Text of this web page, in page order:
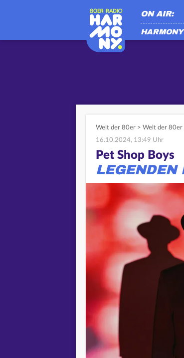
ON AIR:
HARMONY
Welt der 80er > Welt der 80er
16.10.2024, 13:49 Uhr
Pet Shop Boys
LEGENDEN